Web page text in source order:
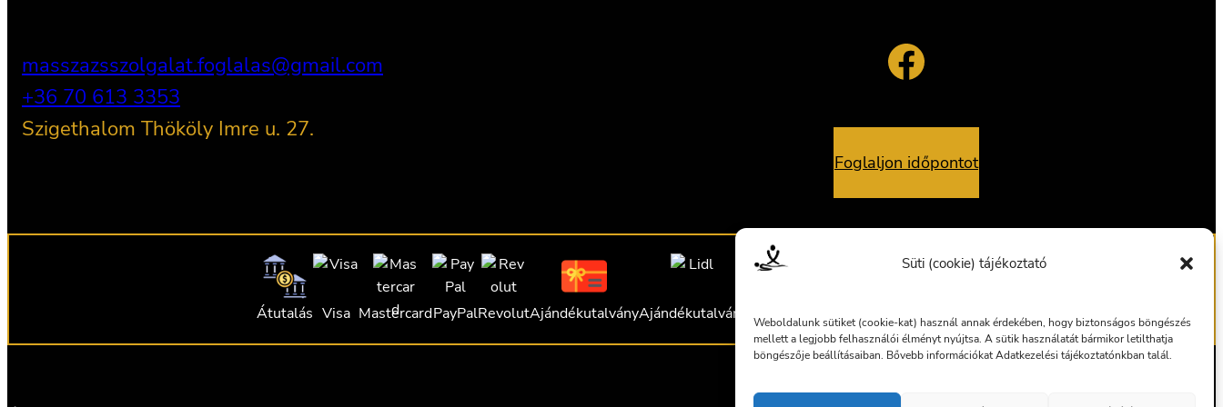
Süti (cookie) tájékoztató
Weboldalunk sütiket (cookie-kat) használ annak érdekében, hogy biztonságos böngészés
mellett a legjobb felhasználói élményt nyújtsa. A sütik használatát bármikor letilthatja
böngészője beállításaiban. Bővebb információkat Adatkezelési tájékoztatónkban talál.
masszazsszolgalat.foglalas@gmail.com
+36 70 613 3353
Szigethalom Thököly Imre u. 27.
Facebook
Foglaljon időpontot
Átutalás Visa MastercardPayPalRevolutAjándékutalványAjándékutalvány Ajándékutalvány Ajándékutalvány